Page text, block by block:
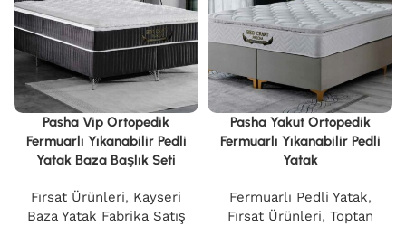
Pasha Vip Ortopedik
Fermuarlı Yıkanabilir Pedli
Yatak Baza Başlık Seti
Fırsat Ürünleri, Kayseri
Baza Yatak Fabrika Satış
Pasha Yakut Ortopedik
Fermuarlı Yıkanabilir Pedli
Yatak
Fermuarlı Pedli Yatak,
Fırsat Ürünleri, Toptan